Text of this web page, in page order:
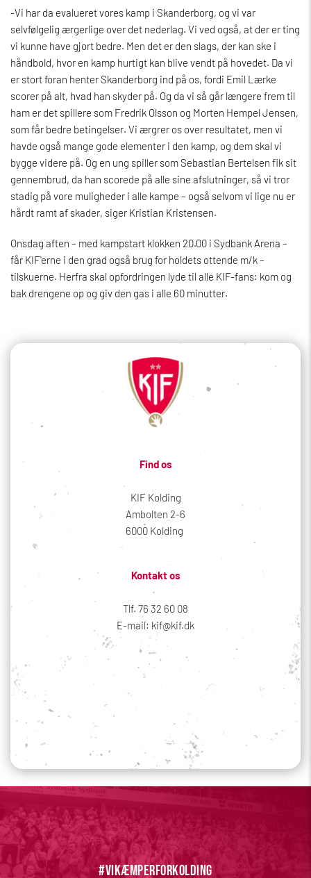
-Vi har da evalueret vores kamp i Skanderborg, og vi var
selvfølgelig ærgerlige over det nederlag. Vi ved også, at der er ting
vi kunne have gjort bedre. Men det er den slags, der kan ske i
håndbold, hvor en kamp hurtigt kan blive vendt på hovedet. Da vi
er stort foran henter Skanderborg ind på os, fordi Emil Lærke
scorer på alt, hvad han skyder på. Og da vi så går længere frem til
ham er det spillere som Fredrik Olsson og Morten Hempel Jensen,
som får bedre betingelser. Vi ærgrer os over resultatet, men vi
havde også mange gode elementer i den kamp, og dem skal vi
bygge videre på. Og en ung spiller som Sebastian Bertelsen fik sit
gennembrud, da han scorede på alle sine afslutninger, så vi tror
stadig på vore muligheder i alle kampe – også selvom vi lige nu er
hårdt ramt af skader, siger Kristian Kristensen.
Onsdag aften – med kampstart klokken 20.00 i Sydbank Arena –
får KIF'erne i den grad også brug for holdets ottende m/k –
tilskuerne. Herfra skal opfordringen lyde til alle KIF-fans: kom og
bak drengene op og giv den gas i alle 60 minutter.
Find os
KIF Kolding
Ambolten 2-6
6000 Kolding
Kontakt os
Tlf. 76 32 60 08
E-mail: kif@kif.dk
Sociale medier
Din profil
#vikæmperforkolding